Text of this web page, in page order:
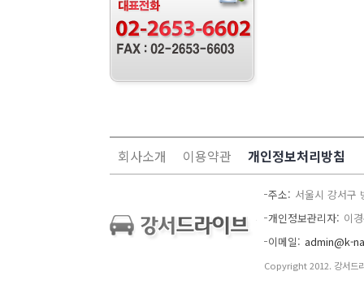
회사소개 이용약관 개인정보처리방침
주소 서울시 강서구
개인정보관리자 이
이메일
admin@k-
Copyright 2012. 강서드